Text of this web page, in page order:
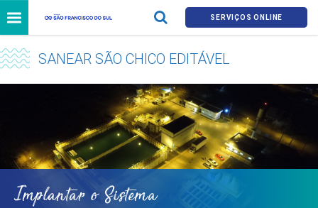
SERVIÇOS ONLINE
SANEAR SÃO CHICO EDITÁVEL
Implantar o Sistema